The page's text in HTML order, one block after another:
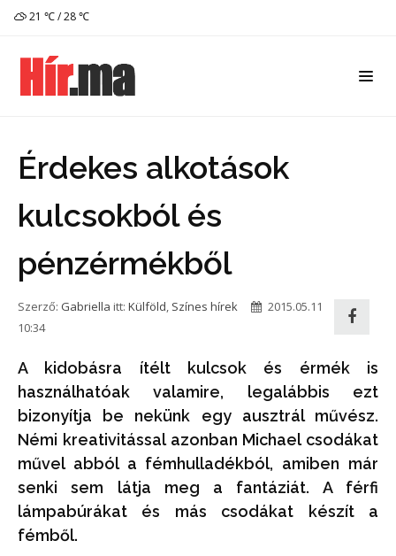
21 ℃ / 28 ℃
Érdekes alkotások
kulcsokból és
pénzérmékből
Szerző: Gabriella itt: Külföld, Színes hírek
2015.05.11
10:34
A kidobásra ítélt kulcsok és érmék is
használhatóak valamire, legalábbis ezt
bizonyítja be nekünk egy ausztrál művész.
Némi kreativitással azonban Michael csodákat
művel abból a fémhulladékból, amiben már
senki sem látja meg a fantáziát. A férfi
lámpabúrákat és más csodákat készít a
fémből.